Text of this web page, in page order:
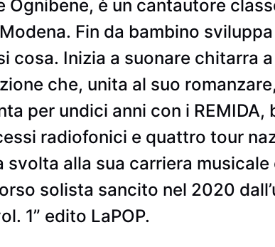
Ognibene, è un cantautore
Fin da bambino
cosa. Inizia a suonare chitarra
che, unita al suo
per undici anni con i REMIDA,
radiofonici e quattro tour
svolta alla sua carriera
solista sancito nel 2020
1” edito LaPOP.